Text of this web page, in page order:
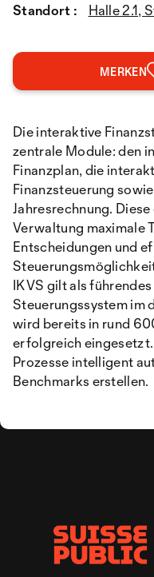
Standort :
Halle 2.1,
MERKEN
Die interaktive
zentrale Module: den
Finanzplan, die
Finanzsteuerung
Jahresrechnung.
Verwaltung maximale
Entscheidungen und
IKVS gilt als
Steuerungssystem im
wird bereits in rund
erfolgreich
Prozesse intelligent
Benchmarks erstellen.